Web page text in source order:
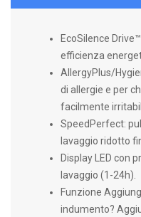
EcoSilence
efficienza
AllergyPlus/
di allergie e per
facilmente
SpeedPerfect:
lavaggio ridotto
Display LED con
lavaggio (1-24h).
Funzione
indumento?